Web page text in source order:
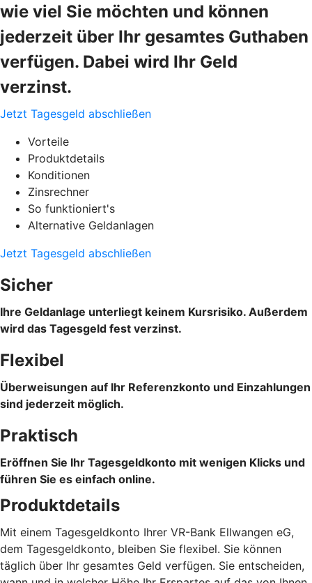
wie viel Sie möchten und können
jederzeit über Ihr gesamtes Guthaben
verfügen. Dabei wird Ihr Geld
verzinst.
Jetzt Tagesgeld abschließen
Vorteile
Produktdetails
Konditionen
Zinsrechner
So funktioniert's
Alternative Geldanlagen
Jetzt Tagesgeld abschließen
Sicher
Ihre Geldanlage unterliegt keinem Kursrisiko. Außerdem
wird das Tagesgeld fest verzinst.
Flexibel
Überweisungen auf Ihr Referenzkonto und Einzahlungen
sind jederzeit möglich.
Praktisch
Eröffnen Sie Ihr Tagesgeldkonto mit wenigen Klicks und
führen Sie es einfach online.
Produktdetails
Mit einem Tagesgeldkonto Ihrer VR-Bank Ellwangen eG,
dem Tagesgeldkonto, bleiben Sie flexibel. Sie können
täglich über Ihr gesamtes Geld verfügen. Sie entscheiden,